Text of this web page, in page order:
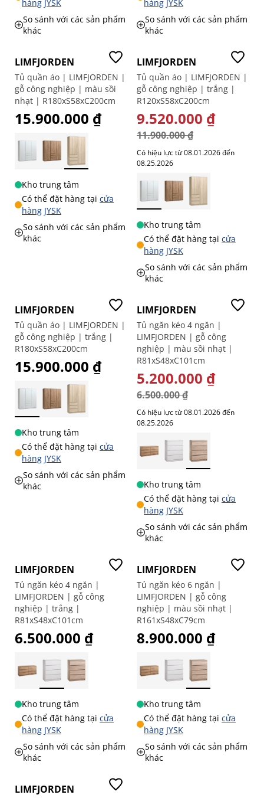
hàng JYSK
So sánh với các sản phẩm
khác
hàng JYSK
So sánh với các sản phẩm
khác
LIMFJORDEN
Tủ quần áo | LIMFJORDEN |
gỗ công nghiệp | màu sồi
nhạt | R180xS58xC200cm
15.900.000 ₫
Kho trung tâm
Có thể đặt hàng tại cửa
hàng JYSK
So sánh với các sản phẩm
khác
LIMFJORDEN
Tủ quần áo | LIMFJORDEN |
gỗ công nghiệp | trắng |
R120xS58xC200cm
GIÁ ĐẶC BIỆT
9.520.000 ₫
11.900.000 ₫
Có hiệu lực từ 08.01.2026 đến
08.25.2026
Kho trung tâm
Có thể đặt hàng tại cửa
hàng JYSK
So sánh với các sản phẩm
khác
LIMFJORDEN
Tủ quần áo | LIMFJORDEN |
gỗ công nghiệp | trắng |
R180xS58xC200cm
15.900.000 ₫
Kho trung tâm
Có thể đặt hàng tại cửa
hàng JYSK
So sánh với các sản phẩm
khác
LIMFJORDEN
Tủ ngăn kéo 4 ngăn |
LIMFJORDEN | gỗ công
nghiệp | màu sồi nhạt |
R81xS48xC101cm
GIÁ ĐẶC BIỆT
5.200.000 ₫
6.500.000 ₫
Có hiệu lực từ 08.01.2026 đến
08.25.2026
Kho trung tâm
Có thể đặt hàng tại cửa
hàng JYSK
So sánh với các sản phẩm
khác
LIMFJORDEN
Tủ ngăn kéo 4 ngăn |
LIMFJORDEN | gỗ công
nghiệp | trắng |
R81xS48xC101cm
6.500.000 ₫
Kho trung tâm
Có thể đặt hàng tại cửa
hàng JYSK
So sánh với các sản phẩm
khác
LIMFJORDEN
Tủ ngăn kéo 6 ngăn |
LIMFJORDEN | gỗ công
nghiệp | màu sồi nhạt |
R161xS48xC79cm
8.900.000 ₫
Kho trung tâm
Có thể đặt hàng tại cửa
hàng JYSK
So sánh với các sản phẩm
khác
LIMFJORDEN